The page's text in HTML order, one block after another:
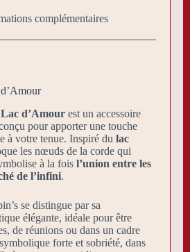
complémentaires
d’Amour est un accessoire
pour apporter une touche
à votre tenue. Inspiré du lac
les nœuds de la corde qui
à la fois l’union entre les
de l’infini.
se distingue par sa
élégante, idéale pour être
de réunions ou dans un cadre
forte et sobriété, dans